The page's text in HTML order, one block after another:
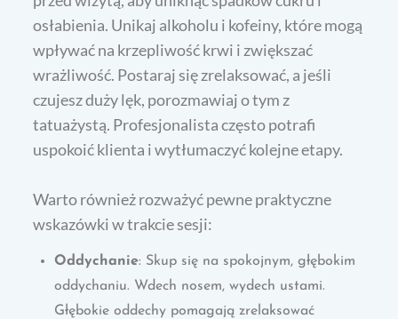
osłabienia. Unikaj alkoholu i kofeiny, które mogą
wpływać na krzepliwość krwi i zwiększać
wrażliwość. Postaraj się zrelaksować, a jeśli
czujesz duży lęk, porozmawiaj o tym z
tatuażystą. Profesjonalista często potrafi
uspokoić klienta i wytłumaczyć kolejne etapy.
Warto również rozważyć pewne praktyczne
wskazówki w trakcie sesji:
Oddychanie: Skup się na spokojnym, głębokim
oddychaniu. Wdech nosem, wydech ustami.
Głębokie oddechy pomagają zrelaksować